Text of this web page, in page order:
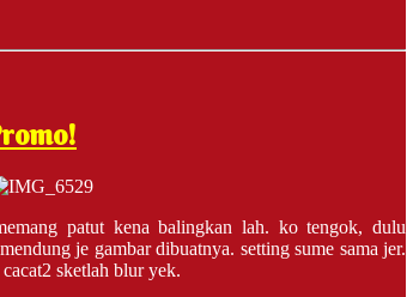
patut kena balingkan lah. ko tengok, dulu
je gambar dibuatnya. setting sume sama jer.
sketlah blur yek.